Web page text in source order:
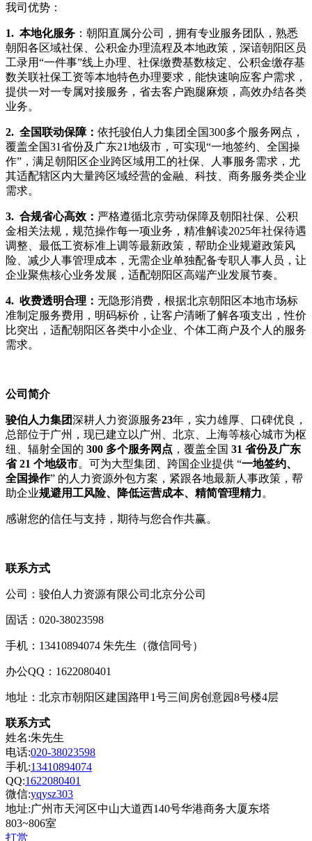
我司优势：
1. 本地化服务 ：朝阳直属分公司，拥有专业服务团队，熟悉
朝阳各区域社保、公积金办理流程及本地政策，深谙朝阳区员
工录用“一件事”线上办理、社保缴费基数核定、公积金缴存基
数关联社保工资等本地特色办理要求，能快速响应客户需求，
提供一对一专属对接服务，省去客户跑腿麻烦，高效办结各类
业务。
2. 全国联动保障： 依托骏伯人力集团全国300多个服务网点，
覆盖全国31省份及广东21地级市，可实现“一地签约、全国操
作”，满足朝阳区企业跨区域用工的社保、人事服务需求，尤
其适配辖区内大量跨区域经营的金融、科技、商务服务类企业
需求。
3. 合规省心高效： 严格遵循北京劳动保障及朝阳社保、公积
金相关法规，规范操作每一项业务，精准解读2025年社保待遇
调整、最低工资标准上调等最新政策，帮助企业规避政策风
险、减少人事管理成本，无需企业单独配备专职人事人员，让
企业聚焦核心业务发展，适配朝阳区高端产业发展节奏。
4. 收费透明合理： 无隐形消费，根据北京朝阳区本地市场标
准制定服务费用，明码标价，让客户清晰了解各项支出，性价
比突出，适配朝阳区各类中小企业、个体工商户及个人的服务
需求。
公司简介
骏伯人力集团深耕人力资源服务23年，实力雄厚、口碑优良，
总部位于广州，现已建立以广州、北京、上海等核心城市为枢
纽、辐射全国的 300 多个服务网点 ，覆盖全国 31 省份及广东
省 21 个地级市。可为大型集团、跨国企业提供 “一地签约、
全国操作” 的人力资源外包方案，紧跟各地最新人事政策，帮
助企业规避用工风险、降低运营成本、精简管理精力。
感谢您的信任与支持，期待与您合作共赢。
联系方式
公司：骏伯人力资源有限公司北京分公司
固话：020-38023598
手机：13410894074 朱先生（微信同号）
办公QQ：1622080401
地址：北京市朝阳区建国路甲1号三间房创意园8号楼4层
联系方式
姓名:朱先生
电话:020-38023598
手机:13410894074
QQ:1622080401
微信:yqysz303
地址:广州市天河区中山大道西140号华港商务大厦东塔
803~806室
打赏